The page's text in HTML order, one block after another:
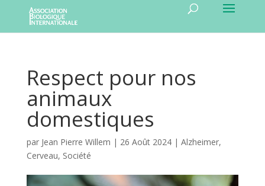
Respect pour nos
animaux
domestiques
par Jean Pierre Willem | 26 Août 2024| Alzheimer,
Cerveau, Société